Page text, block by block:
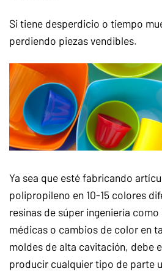
Si tiene desperdicio o tiempo
perdiendo piezas vendibles.
Ya sea que esté fabricando
polipropileno en 10-15 colores
resinas de súper ingeniería
médicas o cambios de color en
moldes de alta cavitación, debe
producir cualquier tipo de parte